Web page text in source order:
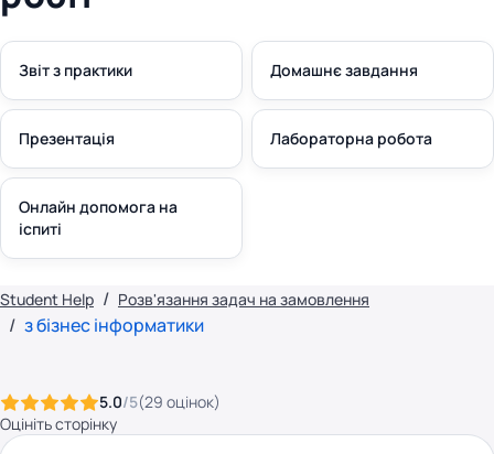
Звіт з практики Домашнє завдання
Презентація Лабораторна робота
Онлайн допомога на
іспиті
Student Help Розв'язання задач на замовлення
з бізнес інформатики
5.0/5(29 оцінок)
Оцініть сторінку